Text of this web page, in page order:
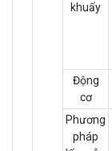
khuấy
Động
cơ
Phương
pháp